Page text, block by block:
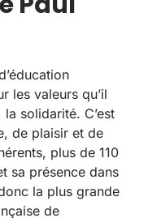
les valeurs qu’il
solidarité. C’est
de plaisir et de
plus de 110
sa présence dans
la plus grande
de